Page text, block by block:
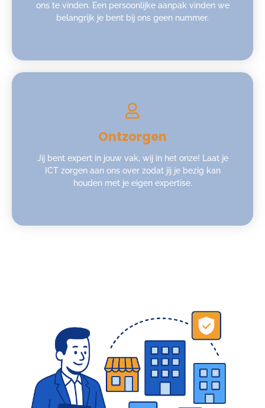
ons te vinden. Een persoonlijke aanpak vinden we
belangrijk je bent bij ons geen nummer.
Ontzorgen
Jij bent expert in jouw vak, wij in het onze! Laat je
ICT zorgen aan ons over zodat jij je bezig kan
houden met je eigen expertise.